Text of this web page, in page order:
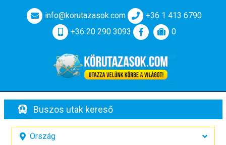
info@korutazasok.com
+36 1 413 6790
+36 20 290 3093
0
Buszos utak kereső